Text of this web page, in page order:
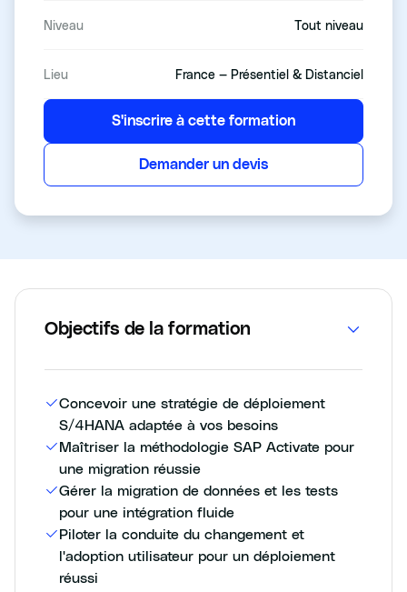
Niveau Tout niveau
Lieu France — Présentiel & Distanciel
S'inscrire à cette formation
Demander un devis
Objectifs de la formation
Concevoir une stratégie de déploiement
S/4HANA adaptée à vos besoins
Maîtriser la méthodologie SAP Activate pour
une migration réussie
Gérer la migration de données et les tests
pour une intégration fluide
Piloter la conduite du changement et
l'adoption utilisateur pour un déploiement
réussi